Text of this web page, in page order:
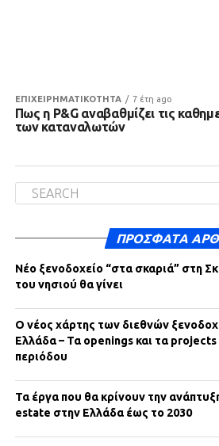
ΕΠΙΧΕΙΡΗΜΑΤΙΚΟΤΗΤΑ 7 έτη ago
Πως η P&G αναβαθμίζει τις
των καταναλωτών
ΠΡΌΣΦΑΤΑ
Νέο ξενοδοχείο “στα σκαριά” στη
του νησιού θα γίνει
Ο νέος χάρτης των διεθνών
Ελλάδα – Τα openings και τα projects
περιόδου
Τα έργα που θα κρίνουν την
estate στην Ελλάδα έως το 2030